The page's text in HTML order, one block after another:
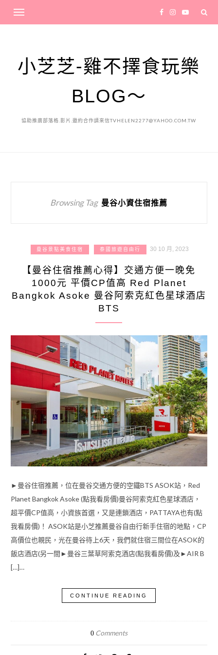
小芝芝-雞不擇食玩樂
BLOG～
協助推廣部落格.影片.邀約合作請來信TVHELEN2277@YAHOO.COM.TW
Browsing Tag 曼谷小資住宿推薦
曼谷景點美食住宿 泰國旅遊自由行 30 10 月, 2023
【曼谷住宿推薦心得】交通方便一晚免
1000元 平價CP值高 Red Planet
Bangkok Asoke 曼谷阿索克紅色星球酒店
BTS
►曼谷住宿推薦，位在曼谷交通方便的空鐵BTS ASOK站，Red
Planet Bangkok Asoke (點我看房價)曼谷阿索克紅色星球酒店，
超平價CP值高，小資族首選，又是連鎖酒店，PATTAYA也有(點
我看房價)！ ASOK站是小芝推薦曼谷自由行新手住宿的地點，CP
高價位也親民，光在曼谷待上6天，我們就住宿三間位在ASOK的
飯店酒店(另一間►曼谷三葉草阿索克酒店(點我看房價)及►AIR B
[…]…
CONTINUE READING
0Comments